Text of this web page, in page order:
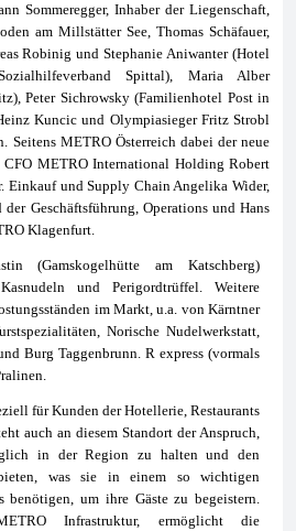
Sommeregger, Inhaber der Liegenschaft,
am Millstätter See, Thomas Schäfauer,
Robinig und Stephanie Aniwanter (Hotel
Spittal), Maria Alber
Peter Sichrowsky (Familienhotel Post in
Kuncic und Olympiasieger Fritz Strobl
Seitens METRO Österreich dabei der neue
METRO International Holding Robert
Einkauf und Supply Chain Angelika Wider,
Geschäftsführung, Operations und Hans
Klagenfurt.
(Gamskogelhütte am Katschberg)
und Perigordtrüffel. Weitere
im Markt, u.a. von Kärntner
Norische Nudelwerkstatt,
Burg Taggenbrunn. R express (vormals
für Kunden der Hotellerie, Restaurants
auch an diesem Standort der Anspruch,
in der Region zu halten und den
was sie in einem so wichtigen
benötigen, um ihre Gäste zu begeistern.
Infrastruktur, ermöglicht die